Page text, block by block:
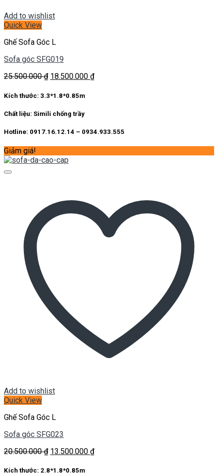
Add to wishlist
Quick View
Ghế Sofa Góc L
Sofa góc SFG019
25.500.000₫ Giá
là:
18.500.000 ₫Giá
Kích thước: 3.3*1.8*0.85m
Chất liệu: Simili chống trầy
Hotline: 0917.16.12.14 – 0934.933.555
Giảm giá!
Add to wishlist
Quick View
Ghế Sofa Góc L
Sofa góc SFG023
20.500.000₫ Giá
là:
13.500.000 ₫Giá
Kích thước: 2.8*1.8*0.85m